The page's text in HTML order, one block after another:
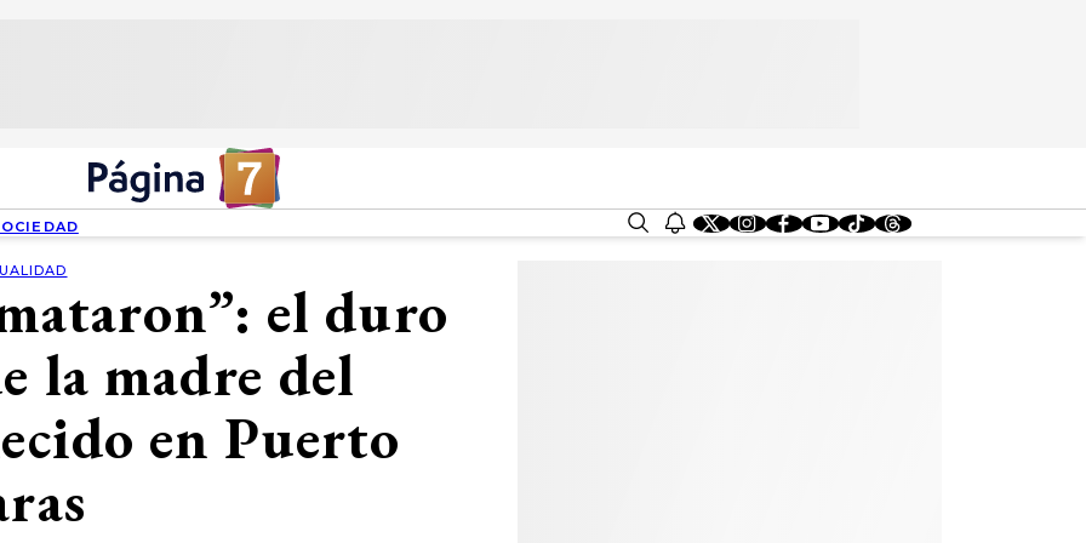
el duro
la madre del
en Puerto